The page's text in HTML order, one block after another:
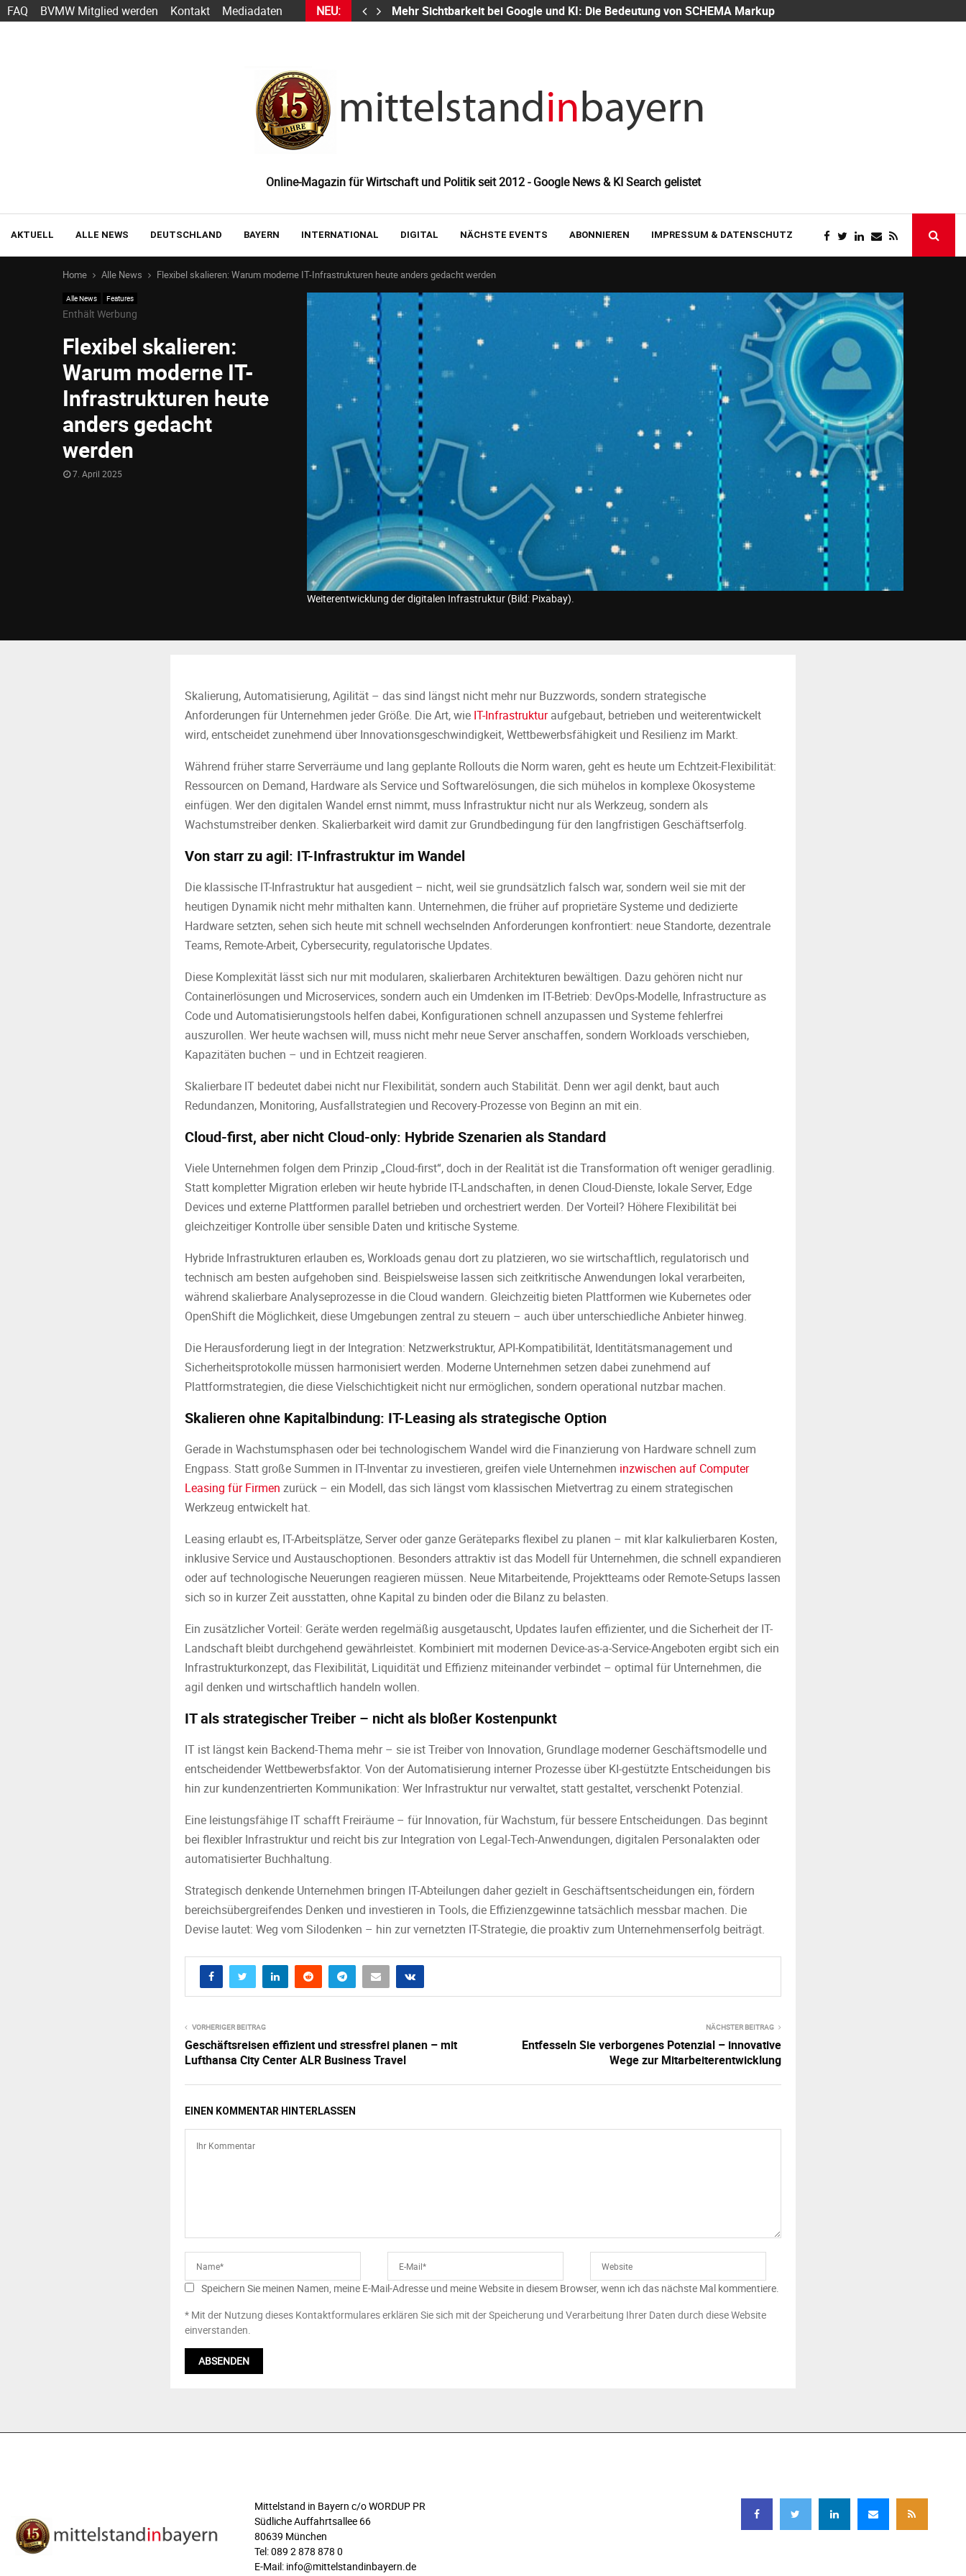
FAQ BVMW Mitglied werden Kontakt Mediadaten NEU:
heute schon funktioniert — und wie der Einstieg gelingt Mehr Sichtbarkeit bei Google und KI: Die Bedeutung von SCHEMA Markup
Online-Magazin für Wirtschaft und Politik seit 2012 - Google News & KI Search gelistet
AKTUELL ALLE NEWS DEUTSCHLAND BAYERN INTERNATIONAL DIGITAL NÄCHSTE EVENTS ABONNIEREN IMPRESSUM & DATENSCHUTZ
Home Alle News Flexibel skalieren: Warum moderne IT-Infrastrukturen heute anders gedacht werden
Alle News Features
Enthält Werbung
Flexibel skalieren:
Warum moderne IT-
Infrastrukturen heute
anders gedacht
werden
7. April 2025
Weiterentwicklung der digitalen Infrastruktur (Bild: Pixabay).
Skalierung, Automatisierung, Agilität – das sind längst nicht mehr nur Buzzwords, sondern strategische
Anforderungen für Unternehmen jeder Größe. Die Art, wie IT-Infrastrukturaufgebaut, betrieben und weiterentwickelt
wird, entscheidet zunehmend über Innovationsgeschwindigkeit, Wettbewerbsfähigkeit und Resilienz im Markt.
Während früher starre Serverräume und lang geplante Rollouts die Norm waren, geht es heute um Echtzeit-Flexibilität:
Ressourcen on Demand, Hardware als Service und Softwarelösungen, die sich mühelos in komplexe Ökosysteme
einfügen. Wer den digitalen Wandel ernst nimmt, muss Infrastruktur nicht nur als Werkzeug, sondern als
Wachstumstreiber denken. Skalierbarkeit wird damit zur Grundbedingung für den langfristigen Geschäftserfolg.
Von starr zu agil: IT-Infrastruktur im Wandel
Die klassische IT-Infrastruktur hat ausgedient – nicht, weil sie grundsätzlich falsch war, sondern weil sie mit der
heutigen Dynamik nicht mehr mithalten kann. Unternehmen, die früher auf proprietäre Systeme und dedizierte
Hardware setzten, sehen sich heute mit schnell wechselnden Anforderungen konfrontiert: neue Standorte, dezentrale
Teams, Remote-Arbeit, Cybersecurity, regulatorische Updates.
Diese Komplexität lässt sich nur mit modularen, skalierbaren Architekturen bewältigen. Dazu gehören nicht nur
Containerlösungen und Microservices, sondern auch ein Umdenken im IT-Betrieb: DevOps-Modelle, Infrastructure as
Code und Automatisierungstools helfen dabei, Konfigurationen schnell anzupassen und Systeme fehlerfrei
auszurollen. Wer heute wachsen will, muss nicht mehr neue Server anschaffen, sondern Workloads verschieben,
Kapazitäten buchen – und in Echtzeit reagieren.
Skalierbare IT bedeutet dabei nicht nur Flexibilität, sondern auch Stabilität. Denn wer agil denkt, baut auch
Redundanzen, Monitoring, Ausfallstrategien und Recovery-Prozesse von Beginn an mit ein.
Cloud-first, aber nicht Cloud-only: Hybride Szenarien als Standard
Viele Unternehmen folgen dem Prinzip „Cloud-first“, doch in der Realität ist die Transformation oft weniger geradlinig.
Statt kompletter Migration erleben wir heute hybride IT-Landschaften, in denen Cloud-Dienste, lokale Server, Edge
Devices und externe Plattformen parallel betrieben und orchestriert werden. Der Vorteil? Höhere Flexibilität bei
gleichzeitiger Kontrolle über sensible Daten und kritische Systeme.
Hybride Infrastrukturen erlauben es, Workloads genau dort zu platzieren, wo sie wirtschaftlich, regulatorisch und
technisch am besten aufgehoben sind. Beispielsweise lassen sich zeitkritische Anwendungen lokal verarbeiten,
während skalierbare Analyseprozesse in die Cloud wandern. Gleichzeitig bieten Plattformen wie Kubernetes oder
OpenShift die Möglichkeit, diese Umgebungen zentral zu steuern – auch über unterschiedliche Anbieter hinweg.
Die Herausforderung liegt in der Integration: Netzwerkstruktur, API-Kompatibilität, Identitätsmanagement und
Sicherheitsprotokolle müssen harmonisiert werden. Moderne Unternehmen setzen dabei zunehmend auf
Plattformstrategien, die diese Vielschichtigkeit nicht nur ermöglichen, sondern operational nutzbar machen.
Skalieren ohne Kapitalbindung: IT-Leasing als strategische Option
Gerade in Wachstumsphasen oder bei technologischem Wandel wird die Finanzierung von Hardware schnell zum
Engpass. Statt große Summen in IT-Inventar zu investieren, greifen viele Unternehmen inzwischen auf Computer
Leasing für Firmen zurück – ein Modell, das sich längst vom klassischen Mietvertrag zu einem strategischen
Werkzeug entwickelt hat.
Leasing erlaubt es, IT-Arbeitsplätze, Server oder ganze Geräteparks flexibel zu planen – mit klar kalkulierbaren Kosten,
inklusive Service und Austauschoptionen. Besonders attraktiv ist das Modell für Unternehmen, die schnell expandieren
oder auf technologische Neuerungen reagieren müssen. Neue Mitarbeitende, Projektteams oder Remote-Setups lassen
sich so in kurzer Zeit ausstatten, ohne Kapital zu binden oder die Bilanz zu belasten.
Ein zusätzlicher Vorteil: Geräte werden regelmäßig ausgetauscht, Updates laufen effizienter, und die Sicherheit der IT-
Landschaft bleibt durchgehend gewährleistet. Kombiniert mit modernen Device-as-a-Service-Angeboten ergibt sich ein
Infrastrukturkonzept, das Flexibilität, Liquidität und Effizienz miteinander verbindet – optimal für Unternehmen, die
agil denken und wirtschaftlich handeln wollen.
IT als strategischer Treiber – nicht als bloßer Kostenpunkt
IT ist längst kein Backend-Thema mehr – sie ist Treiber von Innovation, Grundlage moderner Geschäftsmodelle und
entscheidender Wettbewerbsfaktor. Von der Automatisierung interner Prozesse über KI-gestützte Entscheidungen bis
hin zur kundenzentrierten Kommunikation: Wer Infrastruktur nur verwaltet, statt gestaltet, verschenkt Potenzial.
Eine leistungsfähige IT schafft Freiräume – für Innovation, für Wachstum, für bessere Entscheidungen. Das beginnt
bei flexibler Infrastruktur und reicht bis zur Integration von Legal-Tech-Anwendungen, digitalen Personalakten oder
automatisierter Buchhaltung.
Strategisch denkende Unternehmen bringen IT-Abteilungen daher gezielt in Geschäftsentscheidungen ein, fördern
bereichsübergreifendes Denken und investieren in Tools, die Effizienzgewinne tatsächlich messbar machen. Die
Devise lautet: Weg vom Silodenken – hin zur vernetzten IT-Strategie, die proaktiv zum Unternehmenserfolg beiträgt.
VORHERIGER BEITRAG
Geschäftsreisen effizient und stressfrei planen – mit
Lufthansa City Center ALR Business Travel
NÄCHSTER BEITRAG
Entfesseln Sie verborgenes Potenzial – innovative
Wege zur Mitarbeiterentwicklung
EINEN KOMMENTAR HINTERLASSEN
Speichern Sie meinen Namen, meine E-Mail-Adresse und meine Website in diesem Browser, wenn ich das nächste Mal kommentiere.
* Mit der Nutzung dieses Kontaktformulares erklären Sie sich mit der Speicherung und Verarbeitung Ihrer Daten durch diese Website
einverstanden.
Mittelstand in Bayern c/o WORDUP PR
Südliche Auffahrtsallee 66
80639 München
Tel: 089 2 878 878 0
E-Mail: info@mittelstandinbayern.de
JETZT ABONNIEREN!
Mittelstand in Bayern,
Deutschland und der